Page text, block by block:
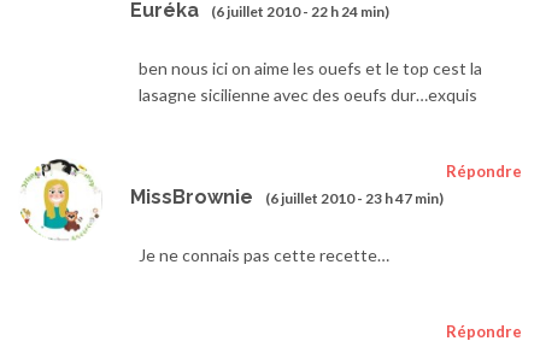
Euréka (6 juillet 2010 - 22 h 24 min)
ben nous ici on aime les ouefs et le top cest la
lasagne sicilienne avec des oeufs dur…exquis
MissBrownie (6 juillet 2010 - 23 h 47 min)
Répondre
Je ne connais pas cette recette…
Répondre